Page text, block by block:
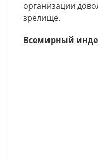
организации
зрелище.
Всемирный